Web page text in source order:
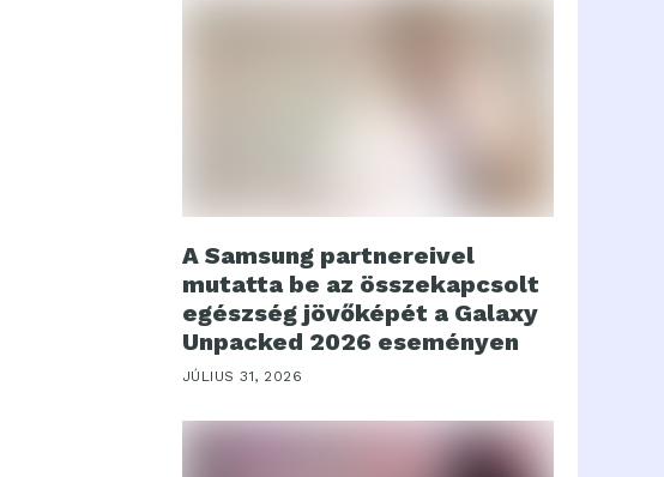
A Samsung partnereivel
mutatta be az összekapcsolt
egészség jövőképét a Galaxy
Unpacked 2026 eseményen
JÚLIUS 31, 2026